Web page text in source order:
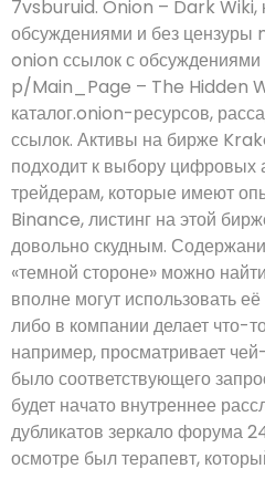
7vsburuid. Onion – Dark Wiki,
обсуждениями и без цензуры
onion ссылок с
p/Main_Page – The Hidden
каталог.onion-ресурсов,
ссылок. Активы на бирже
подходит к выбору цифровых
трейдерам, которые имеют
Binance, листинг на этой
довольно скудным.
«темной стороне» можно
вполне могут использовать
либо в компании делает что-
например, просматривает
было соответствующего
будет начато внутреннее
дубликатов зеркало
осмотре был терапевт,